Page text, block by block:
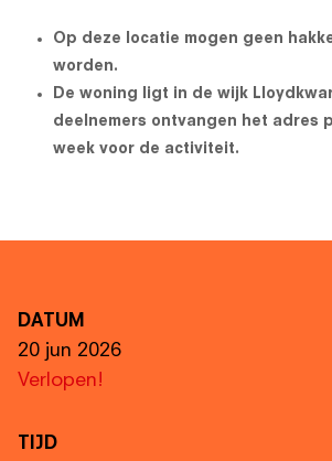
Op deze locatie mogen geen
worden.
De woning ligt in de wijk
deelnemers ontvangen het adres
week voor de activiteit.
DATUM
20 jun 2026
Verlopen!
TIJD